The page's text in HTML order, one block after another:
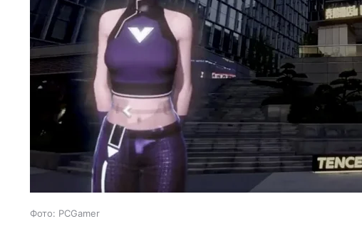
Фото: PCGamer